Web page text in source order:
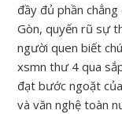
đầy đủ phần chẳng
Gòn, quyến rũ sự
người quen biết
xsmn thư 4 qua
đạt bước ngoặt
và văn nghệ toàn